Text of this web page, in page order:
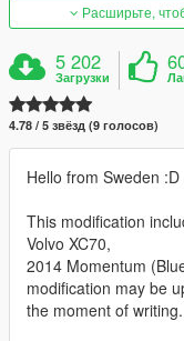
Расширьте,
5 202
Загрузки
4.78 / 5 звёзд (9 голосов)
Hello from Sweden :D
This modification
Volvo XC70,
2014 Momentum
modification may be
the moment of writing.